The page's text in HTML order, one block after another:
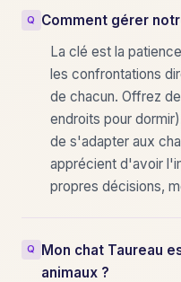
Comment gérer
La clé est la
les confrontations
de chacun. Offrez
endroits pour
de s'adapter aux
apprécient d'avoir
propres décisions,
Mon chat Taureau
animaux ?